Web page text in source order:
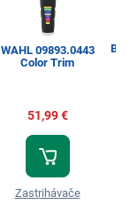
WAHL 09893.0443
Color Trim
51,99 €
Zastrihávače